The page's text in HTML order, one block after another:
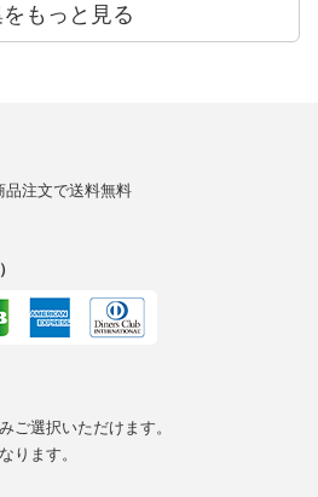
もっと見る
品注文で送料無料
ご選択いただけます。
ります。